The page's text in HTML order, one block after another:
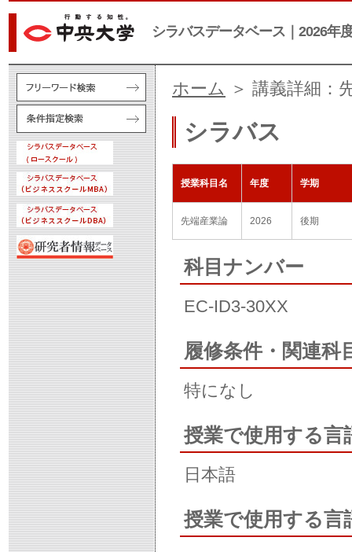
シラバスデータベース｜2026年
ホーム ＞ 講義詳細：
シラバス
授業科目名 年度 学期
先端産業論 2026 後期
科目ナンバー
EC-ID3-30XX
履修条件・関連科
特になし
授業で使用する言
日本語
授業で使用する言